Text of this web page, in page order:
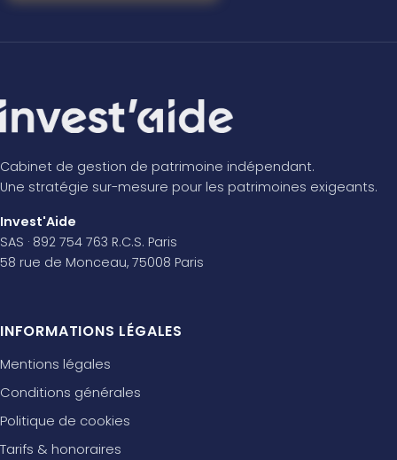
Cabinet de gestion de patrimoine indépendant.
Une stratégie sur-mesure pour les patrimoines exigeants.
Invest'Aide
SAS · 892 754 763 R.C.S. Paris
58 rue de Monceau, 75008 Paris
INFORMATIONS LÉGALES
Mentions légales
Conditions générales
Politique de cookies
Tarifs & honoraires